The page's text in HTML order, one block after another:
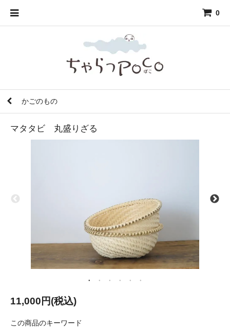
0
かごのもの
マタタビ 丸盛りざる
11,000円(税込)
この商品のキーワード